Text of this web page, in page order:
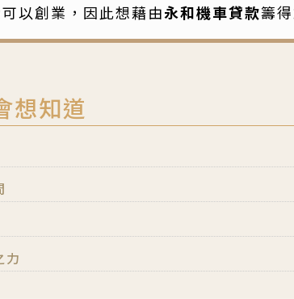
以創業，因此想藉由永和機車貸款籌
想知道
力